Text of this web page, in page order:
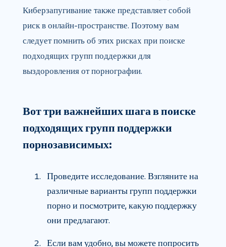
Киберзапугивание также представляет собой
риск в онлайн-пространстве. Поэтому вам
следует помнить об этих рисках при поиске
подходящих групп поддержки для
выздоровления от порнографии.
Вот три важнейших шага в поиске
подходящих групп поддержки
порнозависимых:
Проведите исследование. Взгляните на
различные варианты групп поддержки
порно и посмотрите, какую поддержку
они предлагают.
Если вам удобно, вы можете попросить